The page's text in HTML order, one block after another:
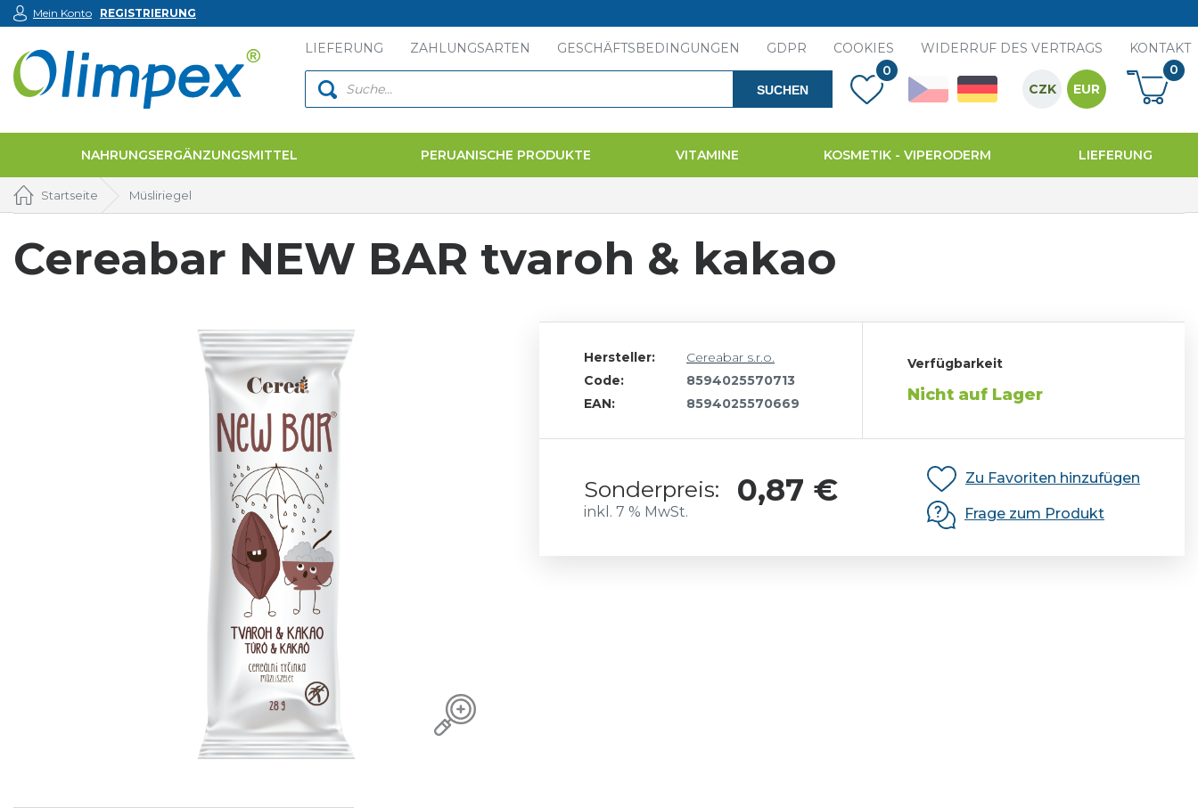
LIEFERUNG ZAHLUNGSARTEN GESCHÄFTSBEDINGUNGEN GDPR COOKIES WIDERRUF DES VERTRAGS KONTAKT
SUCHEN
Mein Konto REGISTRIERUNG
0
CZK
EUR
0
NAHRUNGSERGÄNZUNGSMITTEL PERUANISCHE PRODUKTE VITAMINE KOSMETIK - VIPERODERM LIEFERUNG
Startseite Müsliriegel
Cereabar NEW BAR tvaroh & kakao
Hersteller:
Cereabar s.r.o.
Code:
8594025570713
EAN:
8594025570669
Verfügbarkeit
Nicht auf Lager
Sonderpreis: 0,87 €
inkl. 7 % MwSt.
Zu Favoriten hinzufügen
Frage zum Produkt